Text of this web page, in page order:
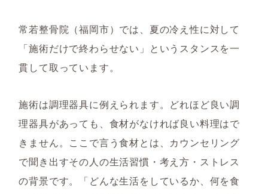
常若整骨院（福岡市）では、夏の冷え性に対して
「施術だけで終わらせない」というスタンスを一
貫して取っています。
施術は調理器具に例えられます。どれほど良い調
理器具があっても、食材がなければ良い料理はで
きません。ここで言う食材とは、カウンセリング
で聞き出すその人の生活習慣・考え方・ストレス
の背景です。「どんな生活をしているか、何を食